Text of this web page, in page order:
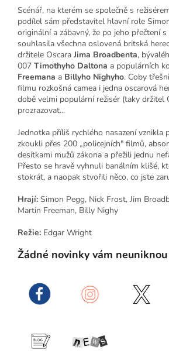
Scénář, na kterém se společně s
podílel sám představitel hlavní role
originální a zábavný, že po jeho přečtení
souhlasila všechna oslovená britská
držitele Oscara Jima Broadbenta,
007 Timothyho Daltona a populárních
Freemana a Billyho Nighyho. Coby
filmu rozkošná camea i jedna oscarová
době velmi populární režisér (taky držitel
prozrazovat...
Jednotka příliš rychlého nasazení vznikla
zkoukli přes 200 „policejních" filmů,
desítkami mužů zákona a přežili jednu
Přesto se hravě vyhnuli banálním klišé,
stokrát, a naopak stvořili něco, co jste
Hrají: Simon Pegg, Nick Frost, Jim
Martin Freeman, Billy Nighy
Režie: Edgar Wright
Žádné novinky vám